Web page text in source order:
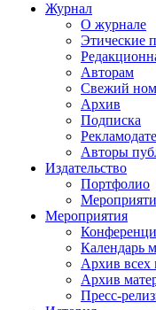
Журнал
О журнале
Этические
Авторам
Свежий
Архив
Подписка
Авторы
Издательство
Портфолио
Мероприятия
Календарь
Архив всех
Архив
Пресс-